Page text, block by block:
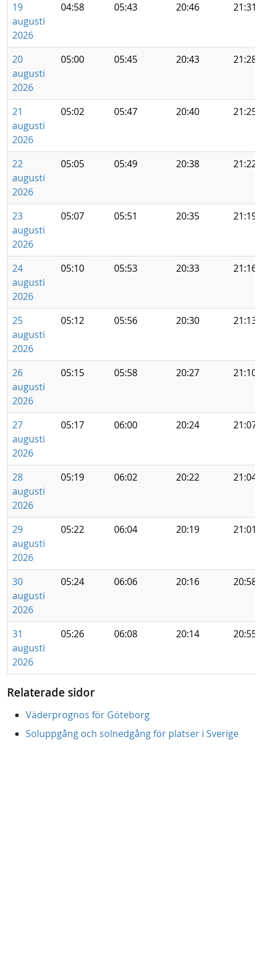
19
augusti
2026
04:58 05:43 20:46 21:31
20
augusti
2026
05:00 05:45 20:43 21:28
21
augusti
2026
05:02 05:47 20:40 21:25
22
augusti
2026
05:05 05:49 20:38 21:22
23
augusti
2026
05:07 05:51 20:35 21:19
24
augusti
2026
05:10 05:53 20:33 21:16
25
augusti
2026
05:12 05:56 20:30 21:13
26
augusti
2026
05:15 05:58 20:27 21:10
27
augusti
2026
05:17 06:00 20:24 21:07
28
augusti
2026
05:19 06:02 20:22 21:04
29
augusti
2026
05:22 06:04 20:19 21:01
30
augusti
2026
05:24 06:06 20:16 20:58
31
augusti
2026
05:26 06:08 20:14 20:55
Relaterade sidor
Väderprognos för Göteborg
Soluppgång och solnedgång för platser i Sverige